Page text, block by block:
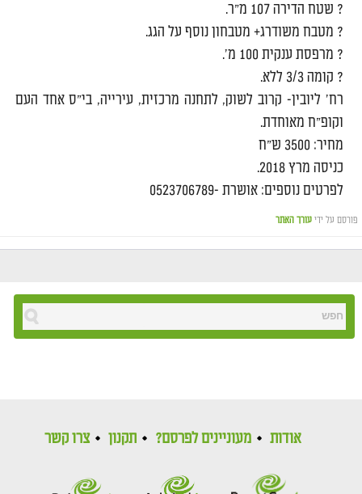
? שטח הדירה 107 מ"ר.
? מטבח משודרג+ מטבחון נוסף על הגג.
? מרפסת ענקית 100 מ'.
? קומה 3/3 ללא.
רח' ליובין- קרוב לשוק, לתחנה מרכזית, עירייה, בי"ס אחד העם
וקופ"ח מאוחדת.
מחיר: 3500 ש"ח
כניסה מרץ 2018.
לפרטים נוספים: אושרת -0523706789
פורסם על ידי עורך האתר
אודות מעוניינים לפרסם? תקנון צרו קשר